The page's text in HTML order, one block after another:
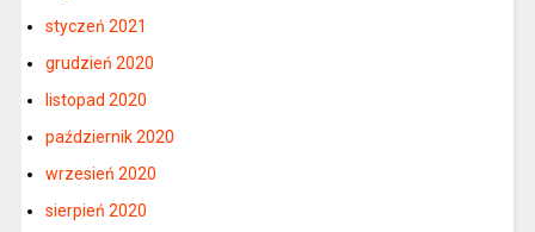
styczeń 2021
grudzień 2020
listopad 2020
październik 2020
wrzesień 2020
sierpień 2020